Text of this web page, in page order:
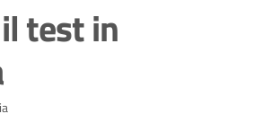
test in
notizia